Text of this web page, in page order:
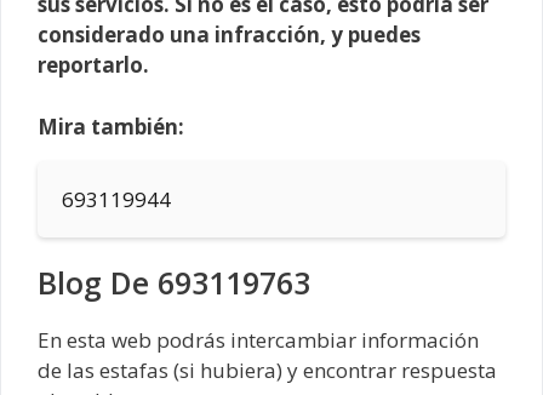
considerado una infracción, y puedes
reportarlo.
Mira también:
693119944
Blog De 693119763
En esta web podrás intercambiar información
de las estafas (si hubiera) y encontrar respuesta